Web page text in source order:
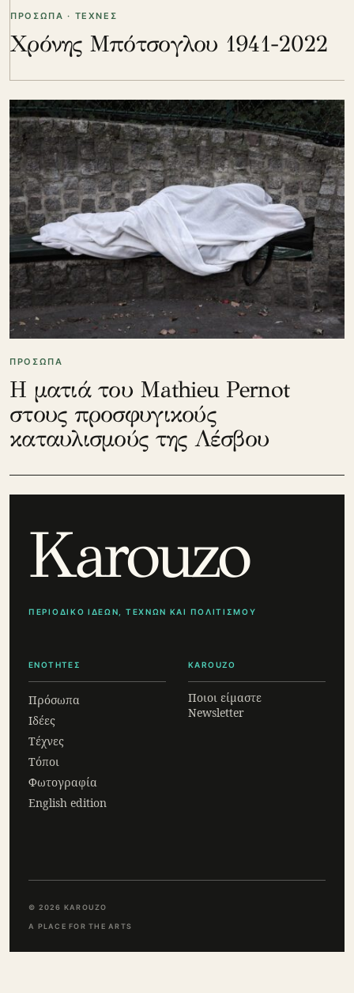
ΠΡΟΣΩΠΑ · ΤΕΧΝΕΣ
Χρόνης Μπότσογλου 1941-2022
ΠΡΟΣΩΠΑ
Η ματιά του Mathieu Pernot
στους προσφυγικούς
καταυλισμούς της Λέσβου
Karouzo
ΠΕΡΙΟΔΙΚΟ ΙΔΕΩΝ, ΤΕΧΝΩΝ ΚΑΙ ΠΟΛΙΤΙΣΜΟΥ
ΕΝΟΤΗΤΕΣ
Πρόσωπα
Ιδέες
Τέχνες
Τόποι
Φωτογραφία
English edition
KAROUZO
Ποιοι είμαστε
Newsletter
© 2026 KAROUZO
A PLACE FOR THE ARTS